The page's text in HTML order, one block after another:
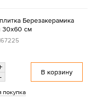
Березакерамика
30x60 см
В корзину
покупка